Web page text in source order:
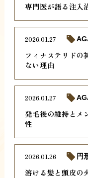
専門医が語る注入
フィナステリドの
ない理由
2026.01.27
発毛後の維持とメ
性
2026.01.27
溶ける髪と頭皮の
2026.01.26 円